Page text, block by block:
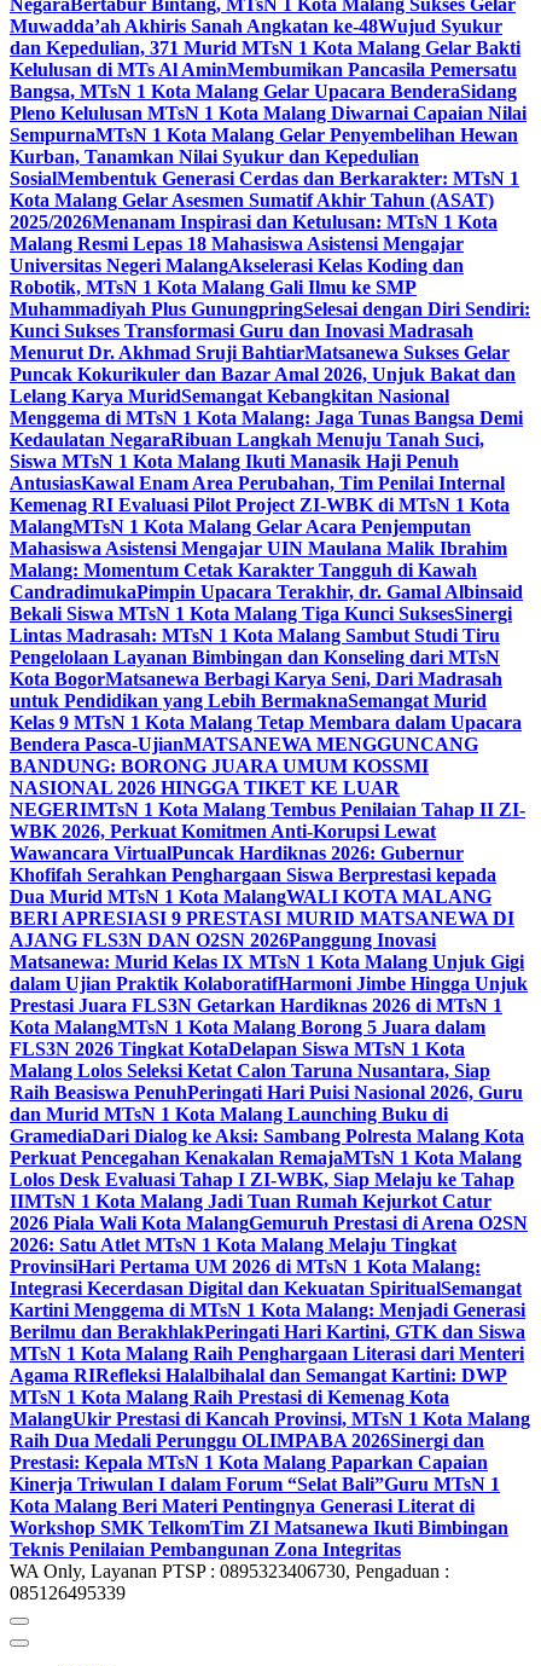
Negara Bertabur Bintang, MTsN 1 Kota Malang Sukses Gelar
Muwadda’ah Akhiris Sanah Angkatan ke-48Wujud Syukur
dan Kepedulian, 371 Murid MTsN 1 Kota Malang Gelar Bakti
Kelulusan di MTs Al AminMembumikan Pancasila Pemersatu
Bangsa, MTsN 1 Kota Malang Gelar Upacara BenderaSidang
Pleno Kelulusan MTsN 1 Kota Malang Diwarnai Capaian Nilai
SempurnaMTsN 1 Kota Malang Gelar Penyembelihan Hewan
Kurban, Tanamkan Nilai Syukur dan Kepedulian
SosialMembentuk Generasi Cerdas dan Berkarakter: MTsN 1
Kota Malang Gelar Asesmen Sumatif Akhir Tahun (ASAT)
2025/2026Menanam Inspirasi dan Ketulusan: MTsN 1 Kota
Malang Resmi Lepas 18 Mahasiswa Asistensi Mengajar
Universitas Negeri MalangAkselerasi Kelas Koding dan
Robotik, MTsN 1 Kota Malang Gali Ilmu ke SMP
Muhammadiyah Plus GunungpringSelesai dengan Diri Sendiri:
Kunci Sukses Transformasi Guru dan Inovasi Madrasah
Menurut Dr. Akhmad Sruji BahtiarMatsanewa Sukses Gelar
Puncak Kokurikuler dan Bazar Amal 2026, Unjuk Bakat dan
Lelang Karya MuridSemangat Kebangkitan Nasional
Menggema di MTsN 1 Kota Malang: Jaga Tunas Bangsa Demi
Kedaulatan NegaraRibuan Langkah Menuju Tanah Suci,
Siswa MTsN 1 Kota Malang Ikuti Manasik Haji Penuh
AntusiasKawal Enam Area Perubahan, Tim Penilai Internal
Kemenag RI Evaluasi Pilot Project ZI-WBK di MTsN 1 Kota
MalangMTsN 1 Kota Malang Gelar Acara Penjemputan
Mahasiswa Asistensi Mengajar UIN Maulana Malik Ibrahim
Malang: Momentum Cetak Karakter Tangguh di Kawah
CandradimukaPimpin Upacara Terakhir, dr. Gamal Albinsaid
Bekali Siswa MTsN 1 Kota Malang Tiga Kunci SuksesSinergi
Lintas Madrasah: MTsN 1 Kota Malang Sambut Studi Tiru
Pengelolaan Layanan Bimbingan dan Konseling dari MTsN
Kota BogorMatsanewa Berbagi Karya Seni, Dari Madrasah
untuk Pendidikan yang Lebih BermaknaSemangat Murid
Kelas 9 MTsN 1 Kota Malang Tetap Membara dalam Upacara
Bendera Pasca-UjianMATSANEWA MENGGUNCANG
BANDUNG: BORONG JUARA UMUM KOSSMI
NASIONAL 2026 HINGGA TIKET KE LUAR
NEGERIMTsN 1 Kota Malang Tembus Penilaian Tahap II ZI-
WBK 2026, Perkuat Komitmen Anti-Korupsi Lewat
Wawancara VirtualPuncak Hardiknas 2026: Gubernur
Khofifah Serahkan Penghargaan Siswa Berprestasi kepada
Dua Murid MTsN 1 Kota MalangWALI KOTA MALANG
BERI APRESIASI 9 PRESTASI MURID MATSANEWA DI
AJANG FLS3N DAN O2SN 2026Panggung Inovasi
Matsanewa: Murid Kelas IX MTsN 1 Kota Malang Unjuk Gigi
dalam Ujian Praktik KolaboratifHarmoni Jimbe Hingga Unjuk
Prestasi Juara FLS3N Getarkan Hardiknas 2026 di MTsN 1
Kota MalangMTsN 1 Kota Malang Borong 5 Juara dalam
FLS3N 2026 Tingkat KotaDelapan Siswa MTsN 1 Kota
Malang Lolos Seleksi Ketat Calon Taruna Nusantara, Siap
Raih Beasiswa PenuhPeringati Hari Puisi Nasional 2026, Guru
dan Murid MTsN 1 Kota Malang Launching Buku di
GramediaDari Dialog ke Aksi: Sambang Polresta Malang Kota
Perkuat Pencegahan Kenakalan RemajaMTsN 1 Kota Malang
Lolos Desk Evaluasi Tahap I ZI-WBK, Siap Melaju ke Tahap
IIMTsN 1 Kota Malang Jadi Tuan Rumah Kejurkot Catur
2026 Piala Wali Kota MalangGemuruh Prestasi di Arena O2SN
2026: Satu Atlet MTsN 1 Kota Malang Melaju Tingkat
ProvinsiHari Pertama UM 2026 di MTsN 1 Kota Malang:
Integrasi Kecerdasan Digital dan Kekuatan SpiritualSemangat
Kartini Menggema di MTsN 1 Kota Malang: Menjadi Generasi
Berilmu dan BerakhlakPeringati Hari Kartini, GTK dan Siswa
MTsN 1 Kota Malang Raih Penghargaan Literasi dari Menteri
Agama RIRefleksi Halalbihalal dan Semangat Kartini: DWP
MTsN 1 Kota Malang Raih Prestasi di Kemenag Kota
MalangUkir Prestasi di Kancah Provinsi, MTsN 1 Kota Malang
Raih Dua Medali Perunggu OLIMPABA 2026Sinergi dan
Prestasi: Kepala MTsN 1 Kota Malang Paparkan Capaian
Kinerja Triwulan I dalam Forum “Selat Bali”Guru MTsN 1
Kota Malang Beri Materi Pentingnya Generasi Literat di
Workshop SMK TelkomTim ZI Matsanewa Ikuti Bimbingan
Teknis Penilaian Pembangunan Zona Integritas
WA Only, Layanan PTSP : 0895323406730, Pengaduan :
085126495339